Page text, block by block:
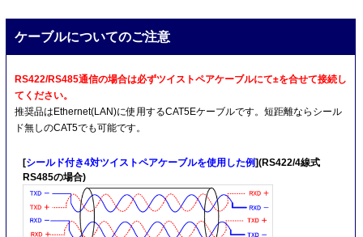
ケーブルについてのご注意
RS422/RS485通信の場合は必ずツイストペアケーブルにて±を合せて接続し
てください。
推奨品はEthernet(LAN)に使用するCAT5Eケーブルです。短距離ならシール
ド無しのCAT5でも可能です。
[シールド付き4対ツイストペアケーブルを使用した例](RS422/4線式
RS485の場合)